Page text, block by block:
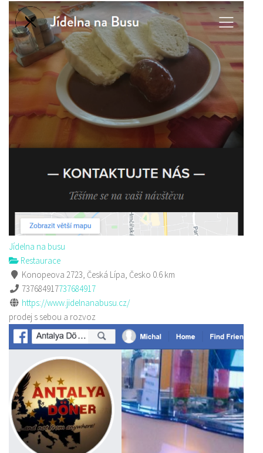
Jídelna na busu
Restaurace
Konopeova 2723, Česká Lípa, Česko 0.6 km
737684917737684917
https://www.jidelnanabusu.cz/
prodej s sebou a rozvoz